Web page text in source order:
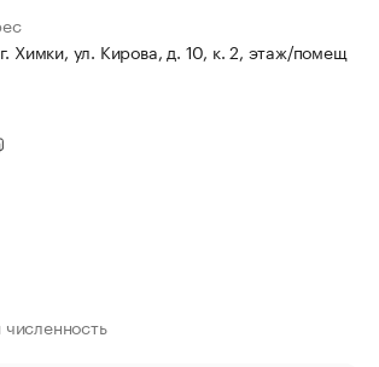
Химки, ул. Кирова, д. 10, к. 2, этаж/помещ